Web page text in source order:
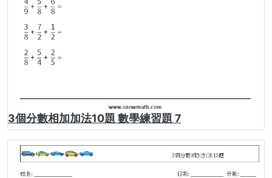
3個分數相加加法10題 數學練習題 7